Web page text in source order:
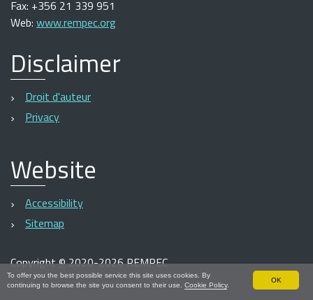
To offer you the best possible service this site uses cookies. By
continuing to browse the site you consent to their use. Cookie Policy.
OK
Fax: +356 21 339 951
Web: www.rempec.org
Disclaimer
Droit d'auteur
Privacy
Website
Accessibility
Sitemap
Copyright©2020-2026 REMPEC